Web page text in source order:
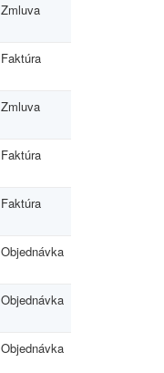
Zmluva
Faktúra
Zmluva
Faktúra
Faktúra
Objednávka
Objednávka
Objednávka